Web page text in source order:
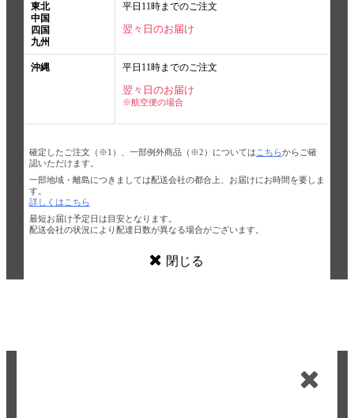
東北
中国
四国
九州
平日11時までのご注文
翌々日のお届け
沖縄 平日11時までのご注文
翌々日のお届け
※航空便の場合
確定したご注文（※1）、一部例外商品（※2）については こちらからご確
認いただけます。
一部地域・離島につきましては配送会社の都合上、お届けにお時間を要しま
す。
詳しくはこちら
最短お届け予定日は目安となります。
配送会社の状況により配達日数が異なる場合がございます。
閉じる